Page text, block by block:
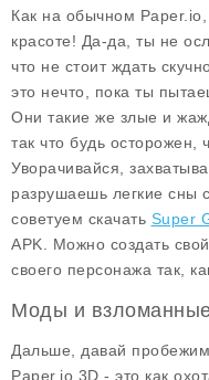
Как на обычном Paper.io
красоте! Да-да, ты не
что не стоит ждать
это нечто, пока ты
Они такие же злые и
так что будь осторожен,
Уворачивайся,
разрушаешь легкие сны
советуем скачать Super
APK. Можно создать
своего персонажа так,
Моды и
Дальше, давай
Paper.io 3D - это как